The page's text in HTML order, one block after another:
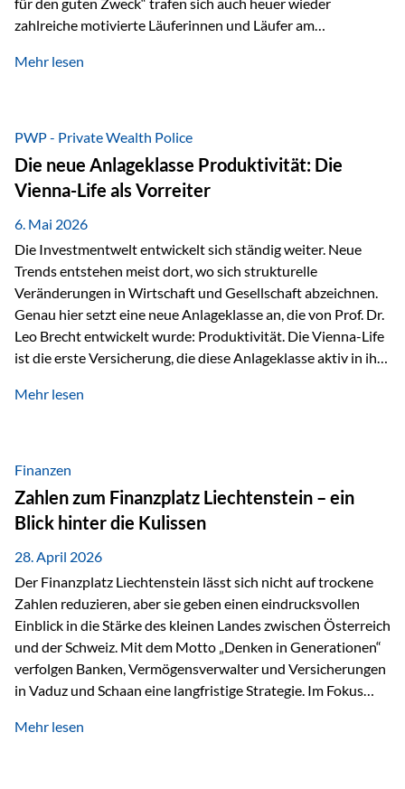
zahlreiche motivierte Läuferinnen und Läufer am
Höchstleistungen für einen guten Zweck zu erbringen. Mit
Mäder gesammelt werden konnten. Die anspruchsvolle
Strecke mit rund 4,8 Kilometern und 680 Höhenmetern
stellte die Teilnehmerinnen und Teilnehmer vor eine
sportliche Herausforderung. Doch…
Mehr lesen
PWP - Private Wealth Police
Die neue Anlageklasse Produktivität: Die
Vienna-Life als Vorreiter
6. Mai 2026
Die Investmentwelt entwickelt sich ständig weiter. Neue
Trends entstehen meist dort, wo sich strukturelle
Veränderungen in Wirtschaft und Gesellschaft abzeichnen.
Genau hier setzt eine neue Anlageklasse an, die von Prof. Dr.
Leo Brecht entwickelt wurde: Produktivität. Die Vienna-Life
ist die erste Versicherung, die diese Anlageklasse aktiv in ihre
Vorreiter. Warum auf das Thema Produktivität setzen? Die
Wirtschaftswachstum, verändern die Spielregeln für
Investoren. Produktivität adressiert genau diese
Herausforderungen, da wirtschaftliches Wachstum
langfristig durch Produktivitätssteigerung entsteht, also
durch die Fähigkeit von Unternehmen, mehr…
Mehr lesen
Finanzen
Zahlen zum Finanzplatz Liechtenstein – ein
Blick hinter die Kulissen
28. April 2026
Der Finanzplatz Liechtenstein lässt sich nicht auf trockene
Zahlen reduzieren, aber sie geben einen eindrucksvollen
Einblick in die Stärke des kleinen Landes zwischen Österreich
und der Schweiz. Mit dem Motto „Denken in Generationen“
verfolgen Banken, Vermögensverwalter und Versicherungen
in Vaduz und Schaan eine langfristige Strategie. Im Fokus
Marktzugang Liechtenstein hat sich in den letzten Jahren zu
Mehr lesen